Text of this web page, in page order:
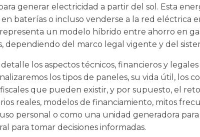
generar electricidad a partir del sol. Esta
baterías o incluso venderse a la red eléctrica
un modelo híbrido entre ahorro en
dependiendo del marco legal vigente y del
los aspectos técnicos, financieros y
los tipos de paneles, su vida útil, los
que pueden existir, y por supuesto, el
reales, modelos de financiamiento, mitos
personal o como una unidad generadora
para tomar decisiones informadas.